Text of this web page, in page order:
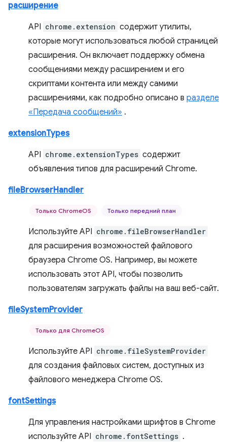
расширение
API chrome.extension содержит утилиты,
которые могут использоваться любой страницей
расширения. Он включает поддержку обмена
сообщениями между расширением и его
скриптами контента или между самими
расширениями, как подробно описано в разделе
«Передача сообщений» .
extensionTypes
API chrome.extensionTypes содержит
объявления типов для расширений Chrome.
fileBrowserHandler
Только ChromeOS Только передний план
Используйте API chrome.fileBrowserHandler
для расширения возможностей файлового
браузера Chrome OS. Например, вы можете
использовать этот API, чтобы позволить
пользователям загружать файлы на ваш веб-сайт.
fileSystemProvider
Только для ChromeOS
Используйте API chrome.fileSystemProvider
для создания файловых систем, доступных из
файлового менеджера Chrome OS.
fontSettings
Для управления настройками шрифтов в Chrome
используйте API chrome.fontSettings .